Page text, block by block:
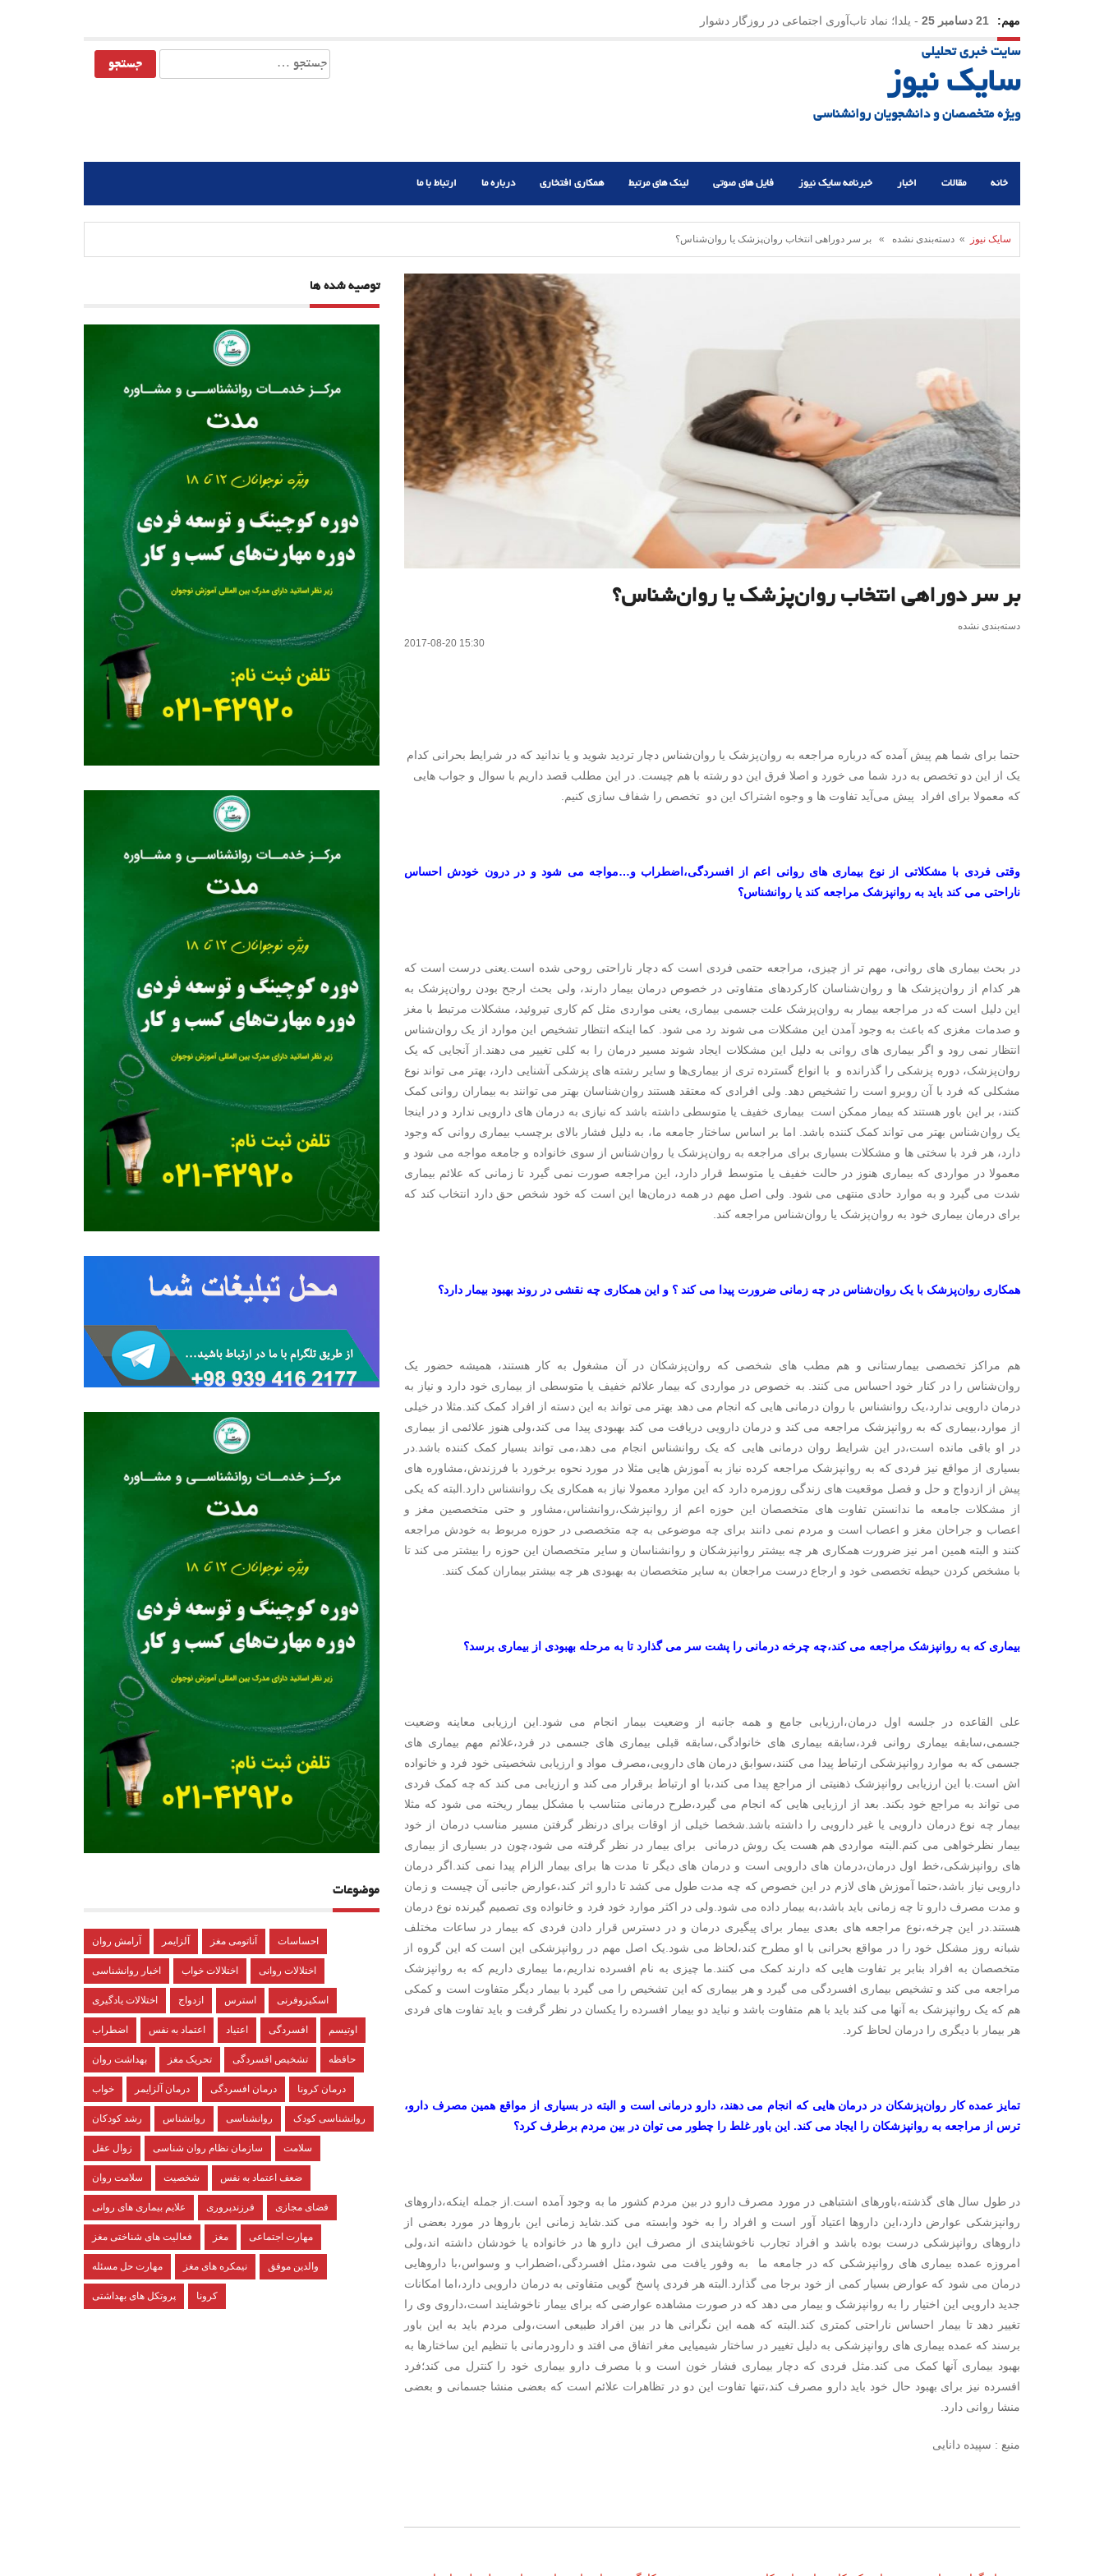
مهم: 21 دسامبر 25 - یلدا؛ نماد تاب‌آوری اجتماعی در روزگار دشوار
سایت خبری تحلیلی
سایک نیوز
ویژه متخصصان و دانشجویان روانشناسی
جستجو
برای:
خانه مقالات اخبار خبرنامه سایک نیوز فایل های صوتی لینک های مرتبط همکاری افتخاری درباره ما ارتباط با ما
سایک نیوز » دسته‌بندی نشده » بر سر دوراهی انتخاب روان‌پزشک یا روان‌شناس؟
بر سر دوراهی انتخاب روان‌پزشک یا روان‌شناس؟
دسته‌بندی نشده
2017-08-20 15:30
حتما برای شما هم پیش آمده که درباره مراجعه به روان‌پزشک یا روان‌شناس دچار تردید شوید و یا ندانید که در شرایط بحرانی کدام
یک از این دو تخصص به درد شما می خورد و اصلا فرق این دو رشته با هم چیست. در این مطلب قصد داریم با سوال و جواب هایی
که معمولا برای افراد پیش می‌­آید تفاوت ها و وجوه اشتراک این دو تخصص را شفاف سازی کنیم.
وقتی فردی با مشکلاتی از نوع بیماری های روانی اعم از افسردگی،اضطراب و…مواجه می شود و در درون خودش احساس
ناراحتی می کند باید به روانپزشک مراجعه کند یا روانشناس؟
در بحث بیماری های روانی، مهم تر از چیزی، مراجعه حتمی فردی است که دچار ناراحتی روحی شده است.یعنی درست است که
هر کدام از روان‌پزشک ها و روان‌شناسان کارکردهای متفاوتی در خصوص درمان بیمار دارند، ولی بحث ارجح بودن روان‌پزشک به
این دلیل است که در مراجعه بیمار به روان‌پزشک علت جسمی بیماری، یعنی مواردی مثل کم کاری تیروئید، مشکلات مرتبط با مغز
و صدمات مغزی که باعث به وجود آمدن این مشکلات می شوند رد می شود. کما اینکه انتظار تشخیص این موارد از یک روان‌شناس
انتظار نمی رود و اگر بیماری های روانی به دلیل این مشکلات ایجاد شوند مسیر درمان را به کلی تغییر می دهند.از آنجایی که یک
روان‌پزشک، دوره پزشکی را گذرانده و با انواع گسترده تری از بیماری‌ها و سایر رشته های پزشکی آشنایی دارد، بهتر می تواند نوع
مشکلی که فرد با آن روبرو است را تشخیص دهد. ولی افرادی که معتقد هستند روان‌شناسان بهتر می توانند به بیماران روانی کمک
کنند، بر این باور هستند که بیمار ممکن است بیماری خفیف یا متوسطی داشته باشد که نیازی به درمان های دارویی ندارد و در اینجا
یک روان‌شناس بهتر می تواند کمک کننده باشد. اما بر اساس ساختار جامعه ما، به دلیل فشار بالای برچسب بیماری روانی که وجود
دارد، هر فرد با سختی ها و مشکلات بسیاری برای مراجعه به روان‌پزشک یا روان‌شناس از سوی خانواده و جامعه مواجه می شود و
معمولا در مواردی که بیماری هنوز در حالت خفیف یا متوسط قرار دارد، این مراجعه صورت نمی گیرد تا زمانی که علائم بیماری
شدت می گیرد و به موارد حادی منتهی می شود. ولی اصل مهم در همه درمان‌ها این است که خود شخص حق دارد انتخاب کند که
برای درمان بیماری خود به روان‌پزشک یا روان‌شناس مراجعه کند.
همکاری روان‌پزشک با یک روان‌شناس در چه زمانی ضرورت پیدا می کند ؟ و این همکاری چه نقشی در روند بهبود بیمار دارد؟
هم مراکز تخصصی بیمارستانی و هم مطب های شخصی که روان‌پزشکان در آن مشغول به کار هستند، همیشه حضور یک
روان‌شناس را در کنار خود احساس می کنند. به خصوص در مواردی که بیمار علائم خفیف یا متوسطی از بیماری خود دارد و نیاز به
درمان دارویی ندارد،یک روانشناس با روان درمانی هایی که انجام می دهد بهتر می تواند به این دسته از افراد کمک کند.مثلا در خیلی
از موارد،بیماری که به روانپزشک مراجعه می کند و درمان دارویی دریافت می کند بهبودی پیدا می کند،ولی هنوز علائمی از بیماری
در او باقی مانده است،در این شرایط روان درمانی هایی که یک روانشناس انجام می دهد،می تواند بسیار کمک کننده باشد.در
بسیاری از مواقع نیز فردی که به روانپزشک مراجعه کرده نیاز به آموزش هایی مثلا در مورد نحوه برخورد با فرزندش،مشاوره های
پیش از ازدواج و حل و فصل موقعیت های زندگی روزمره دارد که این موارد معمولا نیاز به همکاری یک روانشناس دارد.البته که یکی
از مشکلات جامعه ما ندانستن تفاوت های متخصصان این حوزه اعم از روانپزشک،روانشناس،مشاور و حتی متخصصین مغز و
اعصاب و جراحان مغز و اعصاب است و مردم نمی دانند برای چه موضوعی به چه متخصصی در حوزه مربوط به خودش مراجعه
کنند و البته همین امر نیز ضرورت همکاری هر چه بیشتر روانپزشکان و روانشناسان و سایر متخصصان این حوزه را بیشتر می کند تا
با مشخص کردن حیطه تخصصی خود و ارجاع درست مراجعان به سایر متخصصان به بهبودی هر چه بیشتر بیماران کمک کنند.
بیماری که به روانپزشک مراجعه می کند،چه چرخه درمانی را پشت سر می گذارد تا به مرحله بهبودی از بیماری برسد؟
علی القاعده در جلسه اول درمان،ارزیابی جامع و همه جانبه از وضعیت بیمار انجام می شود.این ارزیابی معاینه وضعیت
جسمی،سابقه بیماری روانی فرد،سابقه بیماری های خانوادگی،سابقه قبلی بیماری های جسمی در فرد،علائم مهم بیماری های
جسمی که به موارد روانپزشکی ارتباط پیدا می کنند،سوابق درمان های دارویی،مصرف مواد و ارزیابی شخصیتی خود فرد و خانواده
اش است.با این ارزیابی روانپزشک ذهنیتی از مراجع پیدا می کند،با او ارتباط برقرار می کند و ارزیابی می کند که چه کمک فردی
می تواند به مراجع خود بکند. بعد از ارزبایی هایی که انجام می گیرد،طرح درمانی متناسب با مشکل بیمار ریخته می شود که مثلا
بیمار چه نوع درمان دارویی یا غیر دارویی را داشته باشد.شخصا خیلی از اوقات برای درنظر گرفتن مسیر مناسب درمان از خود
بیمار نظرخواهی می کنم.البته مواردی هم هست یک روش درمانی برای بیمار در نظر گرفته می شود،چون در بسیاری از بیماری
های روانپزشکی،خط اول درمان،درمان های دارویی است و درمان های دیگر تا مدت ها برای بیمار الزام پیدا نمی کند.اگر درمان
دارویی نیاز باشد،حتما آموزش های لازم در این خصوص که چه مدت طول می کشد تا دارو اثر کند،عوارض جانبی آن چیست و زمان
و مدت مصرف دارو تا چه زمانی باید باشد،به بیمار داده می شود.ولی در اکثر موارد خود فرد و خانواده وی تصمیم گیرنده نوع درمان
هستند.در این چرخه،نوع مراجعه های بعدی بیمار برای پیگیری درمان و در دسترس قرار دادن فردی که بیمار در ساعات مختلف
شبانه روز مشکل خود را در مواقع بحرانی با او مطرح کند،لحاظ می شود.یک اصل مهم در روانپزشکی این است که این گروه از
متخصصان به افراد بنابر بر تفاوت هایی که دارند کمک می کنند.ما چیزی به نام افسرده نداریم،ما بیماری داریم که به روانپزشک
مراجعه می کند و تشخیص بیماری افسردگی می گیرد و هر بیماری که این تشخیص را می گیرد با بیمار دیگر متفاوت است و کمکی
هم که یک روانپزشک به آنها می کند باید با هم متفاوت باشد و نباید دو بیمار افسرده را یکسان در نظر گرفت و باید تفاوت های فردی
هر بیمار با دیگری را درمان لحاظ کرد.
تمایز عمده کار روان‌پزشکان در درمان هایی که انجام می دهند، دارو درمانی است و البته در بسیاری از مواقع همین مصرف دارو،
ترس از مراجعه به روانپزشکان را ایجاد می کند. این باور غلط را چطور می توان در بین مردم برطرف کرد؟
در طول سال های گذشته،باورهای اشتباهی در مورد مصرف دارو در بین مردم کشور ما به وجود آمده است.از جمله اینکه،داروهای
روانپزشکی عوارض دارد،این داروها اعتیاد آور است و افراد را به خود وابسته می کند.شاید زمانی این باروها در مورد بعضی از
داروهای روانپزشکی درست بوده باشد و افراد تجارب ناخوشایندی از مصرف این دارو ها در خانواده یا خودشان داشته اند،ولی
امروزه عمده بیماری های روانپزشکی که در جامعه ما به وفور یافت می شود،مثل افسردگی،اضطراب و وسواس،با داروهایی
درمان می شود که عوارض بسیار کمی از خود برجا می گذارد.البته هر فردی پاسخ گویی متفاوتی به درمان دارویی دارد،اما امکانات
جدید دارویی این اختیار را به روانپزشک و بیمار می دهد که در صورت مشاهده عوارضی که برای بیمار ناخوشایند است،داروی وی را
تغییر دهد تا بیمار احساس ناراحتی کمتری کند.البته که همه این نگرانی ها در بین افراد طبیعی است،ولی مردم باید به این باور
برسند که عمده بیماری های روانپزشکی به دلیل تغییر در ساختار شیمیایی مغر اتفاق می افتد و دارودرمانی با تنظیم این ساختارها به
بهبود بیماری آنها کمک می کند.مثل فردی که دچار بیماری فشار خون است و با مصرف دارو بیماری خود را کنترل می کند؛فرد
افسرده نیز برای بهبود حال خود باید دارو مصرف کند،تنها تفاوت این دو در تظاهرات علائم است که بعضی منشا جسمانی و بعضی
منشا روانی دارد.
منبع : سپیده دانایی
توصیه شده ها
موضوعات
آرامش روان آلزایمر آناتومی مغز احساسات
اخبار روانشناسی اختلالات خواب اختلالات روانی
اختلالات یادگیری ازدواج استرس اسکیزوفرنی
اضطراب اعتماد به نفس اعتیاد افسردگی اوتیسم
بهداشت روان تحریک مغز تشخیص افسردگی حافظه
خواب درمان آلزایمر درمان افسردگی درمان کرونا
رشد کودکان روانشناس روانشناسی روانشناسی کودک
زوال عقل سازمان نظام روان شناسی سلامت
سلامت روان شخصیت ضعف اعتماد به نفس
علایم بیماری های روانی فرزندپروری فضای مجازی
فعالیت های شناختی مغز مغز مهارت اجتماعی
مهارت حل مسئله نیمکره های مغز والدین موفق
پروتکل های بهداشتی کرونا